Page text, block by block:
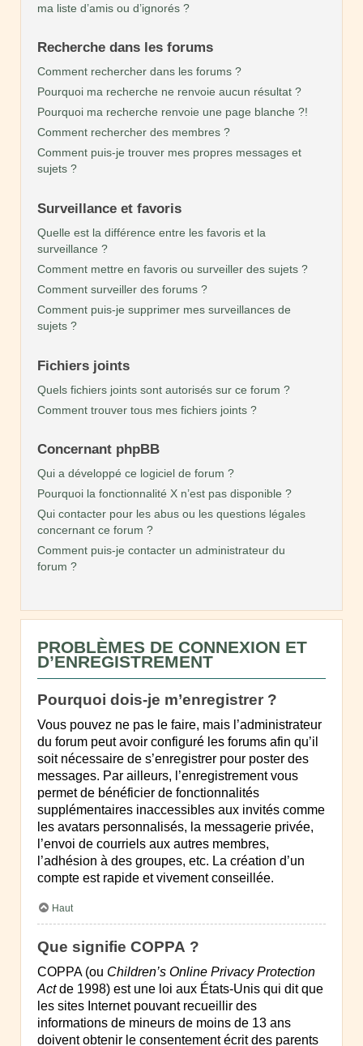
ma liste d’amis ou d’ignorés ?
Recherche dans les forums
Comment rechercher dans les forums ?
Pourquoi ma recherche ne renvoie aucun résultat ?
Pourquoi ma recherche renvoie une page blanche ?!
Comment rechercher des membres ?
Comment puis-je trouver mes propres messages et
sujets ?
Surveillance et favoris
Quelle est la différence entre les favoris et la
surveillance ?
Comment mettre en favoris ou surveiller des sujets ?
Comment surveiller des forums ?
Comment puis-je supprimer mes surveillances de
sujets ?
Fichiers joints
Quels fichiers joints sont autorisés sur ce forum ?
Comment trouver tous mes fichiers joints ?
Concernant phpBB
Qui a développé ce logiciel de forum ?
Pourquoi la fonctionnalité X n’est pas disponible ?
Qui contacter pour les abus ou les questions légales
concernant ce forum ?
Comment puis-je contacter un administrateur du
forum ?
PROBLÈMES DE CONNEXION ET
D’ENREGISTREMENT
Pourquoi dois-je m’enregistrer ?
Vous pouvez ne pas le faire, mais l’administrateur
du forum peut avoir configuré les forums afin qu’il
soit nécessaire de s’enregistrer pour poster des
messages. Par ailleurs, l’enregistrement vous
permet de bénéficier de fonctionnalités
supplémentaires inaccessibles aux invités comme
les avatars personnalisés, la messagerie privée,
l’envoi de courriels aux autres membres,
l’adhésion à des groupes, etc. La création d’un
compte est rapide et vivement conseillée.
Haut
Que signifie COPPA ?
COPPA (ou Children’s Online Privacy Protection
Actde 1998) est une loi aux États-Unis qui dit que
les sites Internet pouvant recueillir des
informations de mineurs de moins de 13 ans
doivent obtenir le consentement écrit des parents